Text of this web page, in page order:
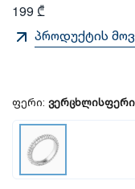
199 ₾
პროდუქტის
ფერი: ვერცხლისფერი